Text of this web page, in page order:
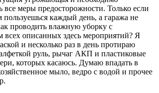
все меры предосторожности. Только если
пользуешься каждый день, а гаража не
проводить влажную уборку с
всех описанных здесь мероприятий? Я
и несколько раз в день протираю
руль, рычаг АКП и пластиковые
которых касаюсь. Думаю впадать в
мыло, ведро с водой и прочее